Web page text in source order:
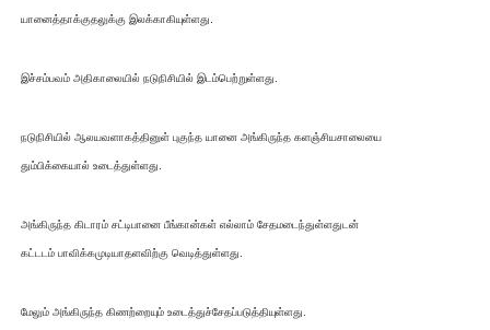
யானைத்தாக்குதலுக்கு இலக்காகியுள்ளது.
இச்சம்பவம் அதிகாலையில் நடுநிசியில் இடம்பெற்றுள்ளது.
நடுநிசியில் ஆலயவளாகத்தினுள் புகுந்த யானை அங்கிருந்த களஞ்சியசாலையை
தும்பிக்கையால் உடைத்துள்ளது.
அங்கிருந்த கிடாரம் சட்டிபானை பீங்கான்கள் எல்லாம் சேதமடைந்துள்ளதுடன்
கட்டடம் பாவிக்கமுடியாதளவிற்கு வெடித்துள்ளது.
மேலும் அங்கிருந்த கிணற்றையும் உடைத்துச்சேதப்படுத்தியுள்ளது.